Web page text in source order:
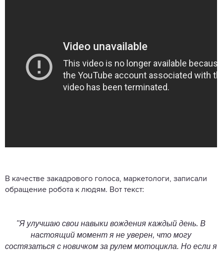
В качестве закадрового голоса, маркетологи, записали
обращение робота к людям. Вот текст:
"Я улучшаю свои навыки вождения каждый день. В
настоящий момент я не уверен, что могу
состязаться с новичком за рулем мотоцикла. Но если я